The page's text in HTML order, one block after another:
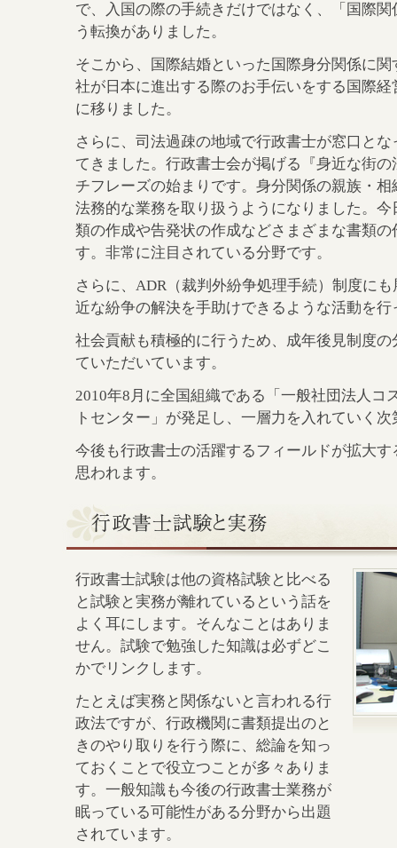
で、入国の際の手続きだけではなく、「国際
う転換がありました。
そこから、国際結婚といった国際身分関係に
社が日本に進出する際のお手伝いをする国際
に移りました。
さらに、司法過疎の地域で行政書士が窓口と
てきました。行政書士会が掲げる『身近な街
チフレーズの始まりです。身分関係の親族・
法務的な業務を取り扱うようになりました。
類の作成や告発状の作成などさまざまな書類
す。非常に注目されている分野です。
さらに、ADR（裁判外紛争処理手続）制度に
近な紛争の解決を手助けできるような活動を行
社会貢献も積極的に行うため、成年後見制度
ていただいています。
2010年8月に全国組織である「一般社団法人コ
トセンター」が発足し、一層力を入れていく次
今後も行政書士の活躍するフィールドが拡大
思われます。
行政書士試験は他の資格試験と比べる
と試験と実務が離れているという話を
よく耳にします。そんなことはありま
せん。試験で勉強した知識は必ずどこ
かでリンクします。
たとえば実務と関係ないと言われる行
政法ですが、行政機関に書類提出のと
きのやり取りを行う際に、総論を知っ
ておくことで役立つことが多々ありま
す。一般知識も今後の行政書士業務が
眠っている可能性がある分野から出題
されています。